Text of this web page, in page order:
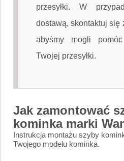
przesyłki. W
dostawą, skontaktuj się
abyśmy mogli
Twojej przesyłki.
Jak zamontować
kominka marki
Instrukcja montażu szyby
Twojego modelu kominka.